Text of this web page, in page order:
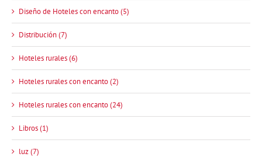
Diseño de Hoteles con encanto (5)
Distribución (7)
Hoteles rurales (6)
Hoteles rurales con encanto (2)
Hoteles rurales con encanto (24)
Libros (1)
luz (7)